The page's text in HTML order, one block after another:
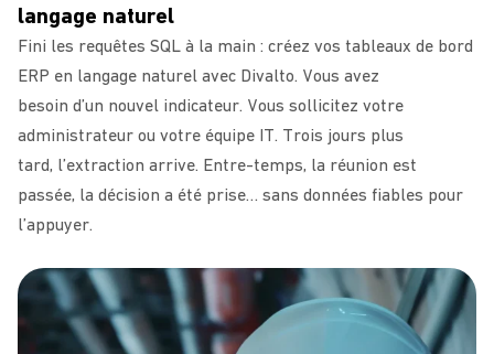
langage naturel
Fini les requêtes SQL à la main : créez vos tableaux de bord
ERP en langage naturel avec Divalto. Vous avez
besoin d’un nouvel indicateur. Vous sollicitez votre
administrateur ou votre équipe IT. Trois jours plus
tard, l’extraction arrive. Entre-temps, la réunion est
passée, la décision a été prise… sans données fiables pour
l’appuyer.